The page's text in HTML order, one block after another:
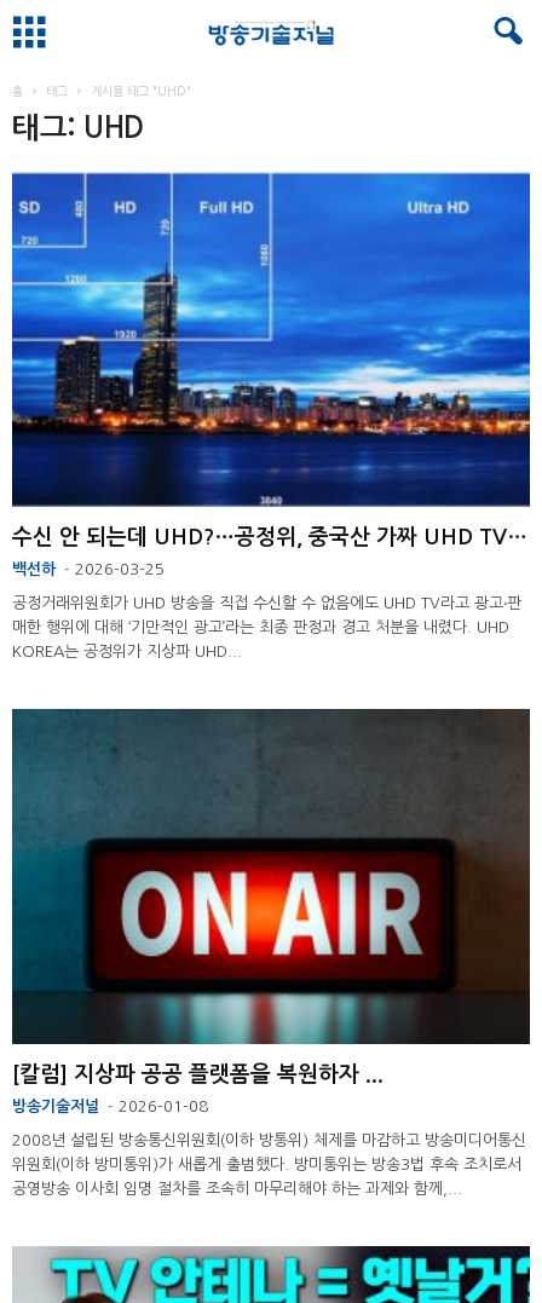
홈 태그 게시물 태그 "UHD"
태그: UHD
수신 안 되는데 UHD?…공정위, 중국산 가짜 UHD TV에 경고 ...
백선하 - 2026-03-25
공정거래위원회가 UHD 방송을 직접 수신할 수 없음에도 UHD TV라고 광고‧판
매한 행위에 대해 ‘기만적인 광고’라는 최종 판정과 경고 처분을 내렸다. UHD
KOREA는 공정위가 지상파 UHD...
[칼럼] 지상파 공공 플랫폼을 복원하자 ...
방송기술저널 - 2026-01-08
2008년 설립된 방송통신위원회(이하 방통위) 체제를 마감하고 방송미디어통신
위원회(이하 방미통위)가 새롭게 출범했다. 방미통위는 방송3법 후속 조치로서
공영방송 이사회 임명 절차를 조속히 마무리해야 하는 과제와 함께,...